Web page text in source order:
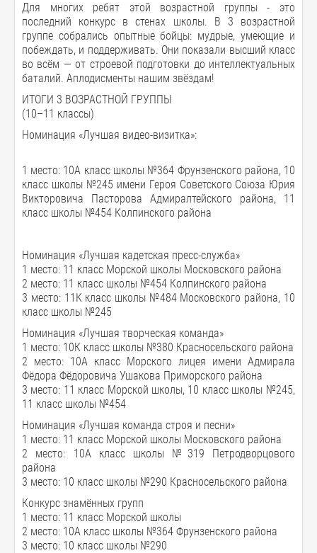
Для многих ребят этой возрастной группы - это
последний конкурс в стенах школы. В 3 возрастной
группе собрались опытные бойцы: мудрые, умеющие и
побеждать, и поддерживать. Они показали высший класс
во всём — от строевой подготовки до интеллектуальных
баталий. Аплодисменты нашим звёздам!
ИТОГИ 3 ВОЗРАСТНОЙ ГРУППЫ
(10–11 классы)
Номинация «Лучшая видео-визитка»:
1 место: 10А класс школы №364 Фрунзенского района, 10
класс школы №245 имени Героя Советского Союза Юрия
Викторовича Пасторова Адмиралтейского района, 11
класс школы №454 Колпинского района
Номинация «Лучшая кадетская пресс-служба»
1 место: 11 класс Морской школы Московского района
2 место: 11 класс школы №454 Колпинского района
3 место: 11К класс школы №484 Московского района, 10
класс школы №245
Номинация «Лучшая творческая команда»
1 место: 10К класс школы №380 Красносельского района
2 место: 10А класс Морского лицея имени Адмирала
Фёдора Фёдоровича Ушакова Приморского района
3 место: 11 класс Морской школы, 10 класс школы №245,
11 класс школы №454
Номинация «Лучшая команда строя и песни»
1 место: 11 класс Морской школы Московского района
2 место: 10А класс школы №319 Петродворцового
района
3 место: 10 класс школы №290 Красносельского района
Конкурс знамённых групп
1 место: 11 класс Морской школы
2 место: 10А класс школы №364 Фрунзенского района
3 место: 10 класс школы №290